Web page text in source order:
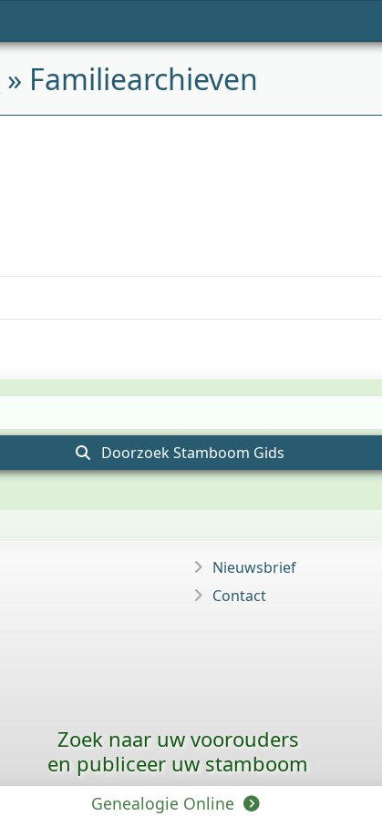
» Familiearchieven
Doorzoek Stamboom Gids
Nieuwsbrief
Contact
Zoek naar uw voorouders
en publiceer uw stamboom
Genealogie Online